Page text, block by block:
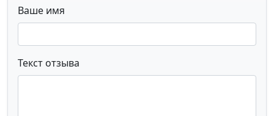
Ваше имя
Текст отзыва